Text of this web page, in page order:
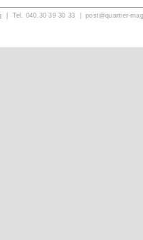
| Tel. 040.30 39 30 33 |post@quartier-